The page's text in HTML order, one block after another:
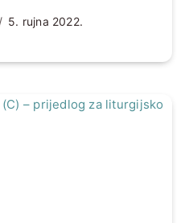
5. rujna 2022.